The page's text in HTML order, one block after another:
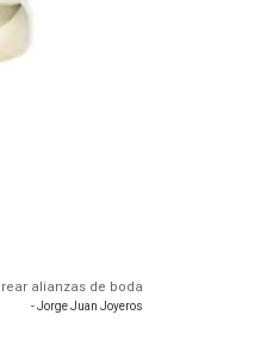
alianzas de boda
- Jorge Juan Joyeros